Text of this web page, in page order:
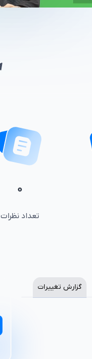
۰
تعداد نظرات
گزارش تغییرات